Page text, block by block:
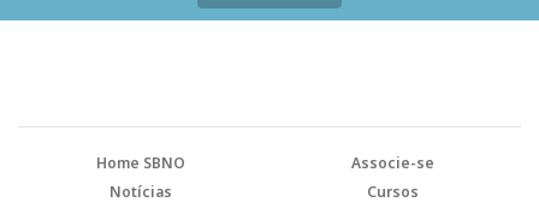
Home SBNO
Associe-se
Notícias
Cursos